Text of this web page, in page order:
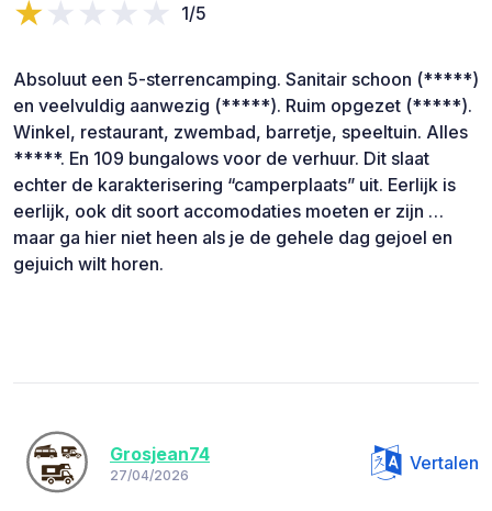
1/5
Absoluut een 5-sterrencamping. Sanitair schoon (*****)
en veelvuldig aanwezig (*****). Ruim opgezet (*****).
Winkel, restaurant, zwembad, barretje, speeltuin. Alles
*****. En 109 bungalows voor de verhuur. Dit slaat
echter de karakterisering “camperplaats” uit. Eerlijk is
eerlijk, ook dit soort accomodaties moeten er zijn …
maar ga hier niet heen als je de gehele dag gejoel en
gejuich wilt horen.
Grosjean74
27/04/2026
Vertalen